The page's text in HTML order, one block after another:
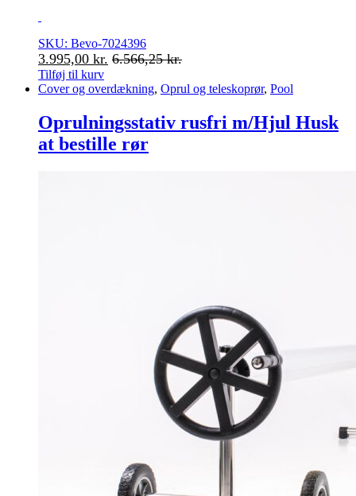
SKU: Bevo-7024396
3.995,00 kr. 6.566,25kr.
Tilføj til kurv
Cover og overdækning, Oprul og teleskoprør, Pool
Oprulningsstativ rusfri m/Hjul Husk
at bestille rør